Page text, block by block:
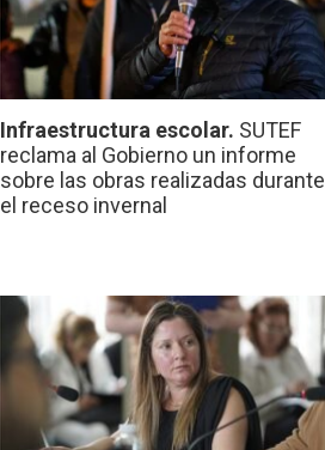
Infraestructura escolar. SUTEF
reclama al Gobierno un informe
sobre las obras realizadas durante
el receso invernal